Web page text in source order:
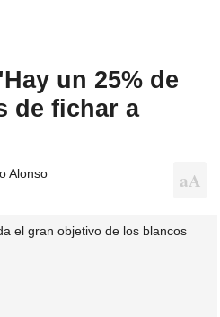
un 25% de
de fichar a
Alonso
el gran objetivo de los blancos